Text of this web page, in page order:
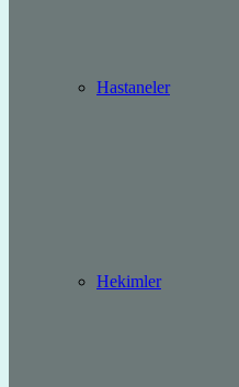
Hastaneler
Hekimler